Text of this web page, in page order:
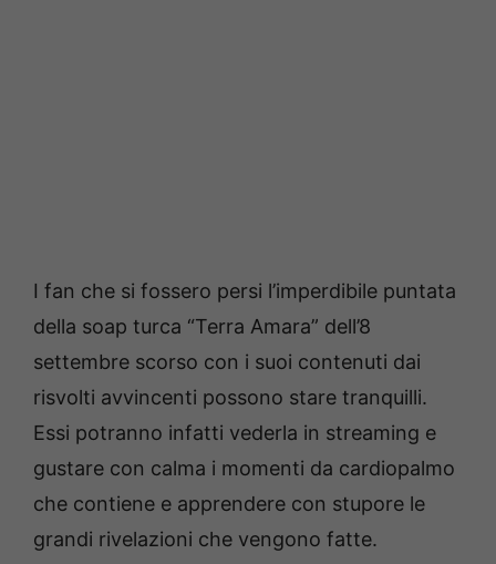
I fan che si fossero persi l’imperdibile puntata
della soap turca “Terra Amara” dell’8
settembre scorso con i suoi contenuti dai
risvolti avvincenti possono stare tranquilli.
Essi potranno infatti vederla in streaming e
gustare con calma i momenti da cardiopalmo
che contiene e apprendere con stupore le
grandi rivelazioni che vengono fatte.